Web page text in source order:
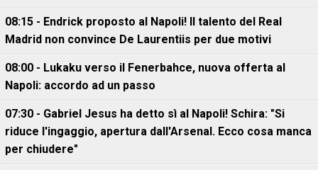
08:15 - Endrick proposto al Napoli! Il talento del Real
Madrid non convince De Laurentiis per due motivi
08:00 - Lukaku verso il Fenerbahce, nuova offerta al
Napoli: accordo ad un passo
07:30 - Gabriel Jesus ha detto sì al Napoli! Schira: "Si
riduce l'ingaggio, apertura dall'Arsenal. Ecco cosa manca
per chiudere"